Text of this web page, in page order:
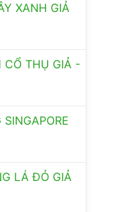
XANH GIẢ
CỔ THỤ GIẢ -
LÁ ĐỎ GIẢ